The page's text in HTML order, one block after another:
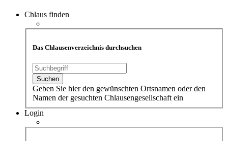
Chlaus finden
Das Chlausenverzeichnis durchsuchen
Geben Sie hier den gewünschten Ortsnamen oder den
Namen der gesuchten Chlausengesellschaft ein
Login